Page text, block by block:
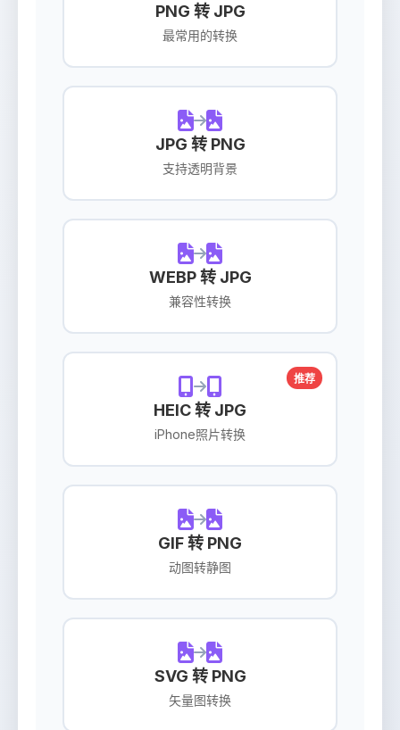
PNG 转 JPG
最常用的转换
JPG 转 PNG
支持透明背景
WEBP 转 JPG
兼容性转换
HEIC 转 JPG
iPhone照片转换
推荐
GIF 转 PNG
动图转静图
SVG 转 PNG
矢量图转换